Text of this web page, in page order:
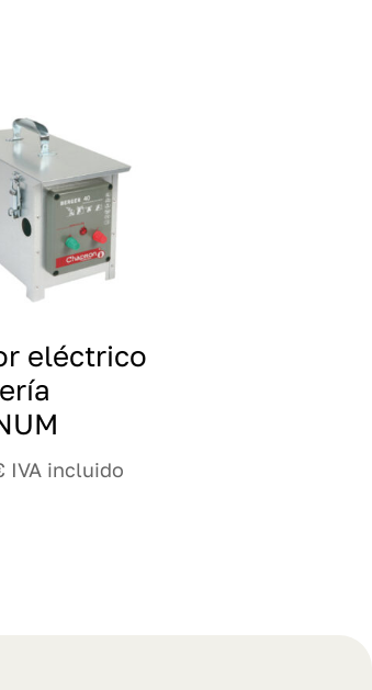
eléctrico
IVA incluido